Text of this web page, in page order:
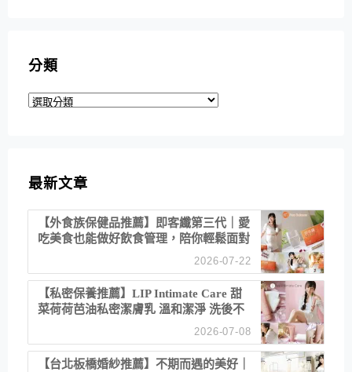
分類
分
最新文章
【外食族保健品推薦】即客纖第三代｜愛
吃美食也能做好飲食管理，陪你輕鬆面對
2026-07-22
【私密保養推薦】LIP Intimate Care 甜
菜荷荷芭油私密潔膚乳 溫和潔淨 洗後不
2026-07-08
【台北板橋婚紗推薦】不期而遇的美好｜